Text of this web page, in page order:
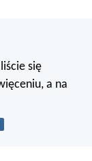
się
a na